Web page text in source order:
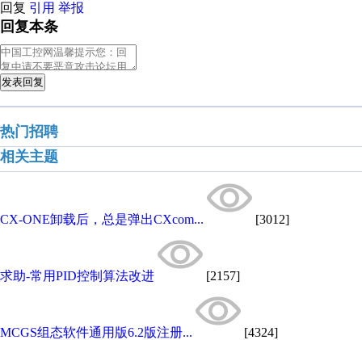
回复 引用 举报
回复本条
发表回复
热门招聘
相关主题
CX-ONE卸载后，总是弹出CXcom... [3012]
求助-常用PID控制算法改进 [2157]
MCGS组态软件通用版6.2版注册... [4324]